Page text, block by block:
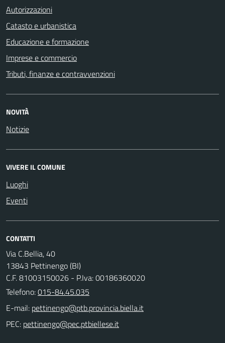
Autorizzazioni
Catasto e urbanistica
Educazione e formazione
Imprese e commercio
Tributi, finanze e contravvenzioni
NOVITÀ
Notizie
VIVERE IL COMUNE
Luoghi
Eventi
CONTATTI
Via C.Bellia, 40
13843 Pettinengo (BI)
C.F. 81003150026 - P.Iva: 00186360020
Telefono:015-84.45.035
E-mail:
PEC: